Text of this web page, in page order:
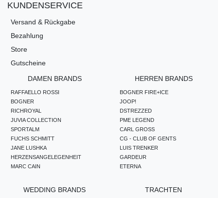
KUNDENSERVICE
Versand & Rückgabe
Bezahlung
Store
Gutscheine
DAMEN BRANDS
RAFFAELLO ROSSI
BOGNER
RICHROYAL
JUVIA COLLECTION
SPORTALM
FUCHS SCHMITT
JANE LUSHKA
HERZENSANGELEGENHEIT
MARC CAIN
HERREN BRANDS
BOGNER FIRE+ICE
JOOP!
DSTREZZED
PME LEGEND
CARL GROSS
CG - CLUB OF GENTS
LUIS TRENKER
GARDEUR
ETERNA
WEDDING BRANDS TRACHTEN